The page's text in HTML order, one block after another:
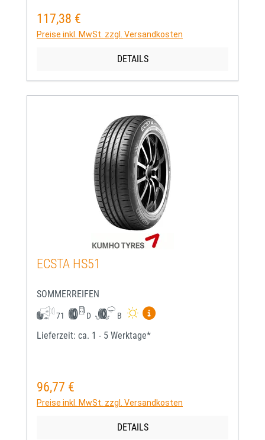
Regulärer Preis:
117,38 €
Preise inkl. MwSt. zzgl. Versandkosten
DETAILS
ECSTA HS51
SOMMERREIFEN
71 D B
Mehr Informationen zum
Lieferzeit: ca. 1 - 5 Werktage*
Regulärer Preis:
96,77 €
Preise inkl. MwSt. zzgl. Versandkosten
DETAILS